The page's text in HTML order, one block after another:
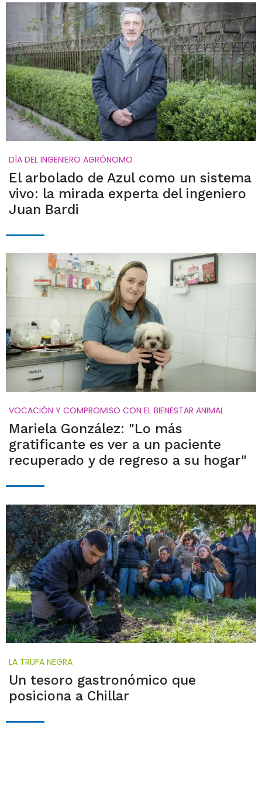
DÍA DEL INGENIERO AGRÓNOMO
El arbolado de Azul como un sistema
vivo: la mirada experta del ingeniero
Juan Bardi
VOCACIÓN Y COMPROMISO CON EL BIENESTAR ANIMAL
Mariela González: "Lo más
gratificante es ver a un paciente
recuperado y de regreso a su hogar"
LA TRUFA NEGRA
Un tesoro gastronómico que
posiciona a Chillar